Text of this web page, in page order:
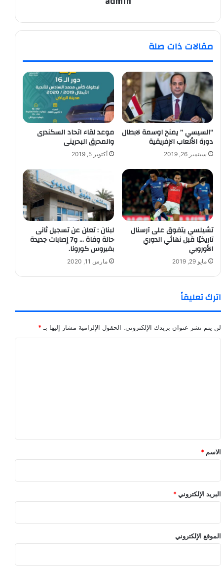
مقالات ذات صلة
“السيسي ” يمنح اوسمة لابطال
دورة الألعاب الإفريقية
سبتمبر 26, 2019
موعد لقاء اتحاد السكندرى
والمحرق البحرينى
أكتوبر 5, 2019
تشيلسي يتفوق على آرسنال
تاريخيًا قبل نهائي الدوري
الأوروبي
مايو 29, 2019
لبنان : تعلن عن تسجيل ثانى
حالة وفاة … و7 إصابات جديدة
بفيروس كورونا.
مارس 11, 2020
اترك تعليقاً
لن يتم نشر عنوان بريدك الإلكتروني. الحقول الإلزامية مشار إليها بـ *
*
الاسم *
البريد الإلكتروني*
الموقع الإلكتروني